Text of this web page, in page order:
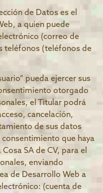
de Datos es el
a quien puede
(correo de
teléfonos (teléfonos de
pueda ejercer sus
otorgado
el Titular podrá
cancelación,
de sus datos
que haya
SA de CV, para el
enviando
de Desarrollo Web a
(cuenta de